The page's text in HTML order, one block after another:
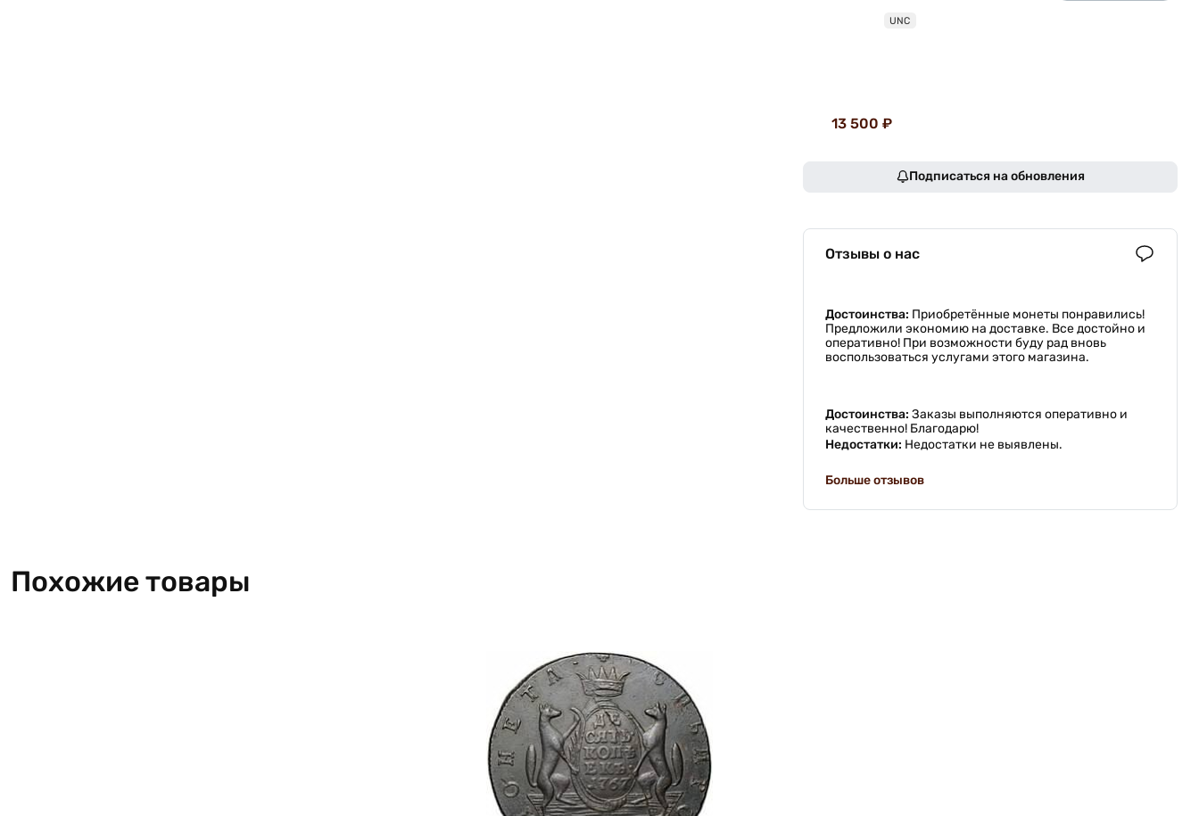
UNC
13 500 ₽
Подписаться на обновления
Отзывы о нас
Достоинства: Приобретённые монеты понравились!
Предложили экономию на доставке. Все достойно и
оперативно! При возможности буду рад вновь
воспользоваться услугами этого магазина.
Достоинства: Заказы выполняются оперативно и
качественно! Благодарю!
Недостатки: Недостатки не выявлены.
Больше отзывов
Похожие товары